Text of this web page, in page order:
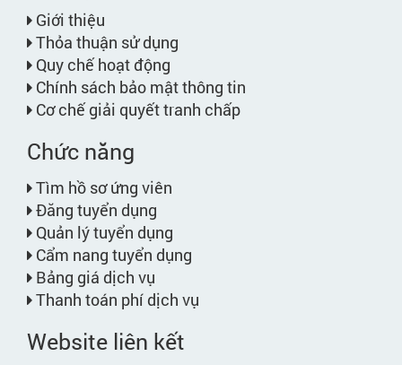
Giới thiệu
Thỏa thuận sử dụng
Quy chế hoạt động
Chính sách bảo mật thông tin
Cơ chế giải quyết tranh chấp
Chức năng
Tìm hồ sơ ứng viên
Đăng tuyển dụng
Quản lý tuyển dụng
Cẩm nang tuyển dụng
Bảng giá dịch vụ
Thanh toán phí dịch vụ
Website liên kết